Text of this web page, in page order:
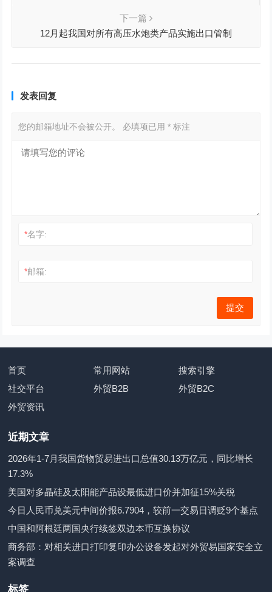
下一篇
12月起我国对所有高压水炮类产品实施出口管制
发表回复
您的邮箱地址不会被公开。 必填项已用* 标注
*名字:
*邮箱:
首页 常用网站
搜索引擎
社交平台
外贸B2B
外贸B2C
外贸资讯
近期文章
2026年1-7月我国货物贸易进出口总值30.13万亿元，同比增长
17.3%
美国对多晶硅及太阳能产品设最低进口价并加征15%关税
今日人民币兑美元中间价报6.7904，较前一交易日调贬9个基点
中国和阿根廷两国央行续签双边本币互换协议
商务部：对相关进口打印复印办公设备发起对外贸易国家安全立
案调查
标签